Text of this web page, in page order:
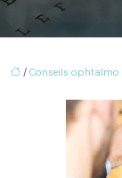
/ Conseils ophtalmo